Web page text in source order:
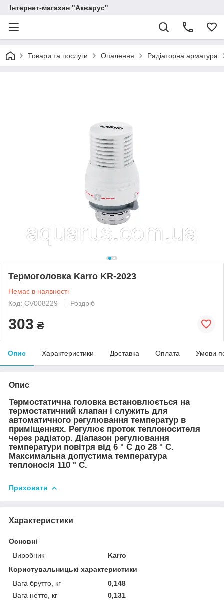
Інтернет-магазин "Акварус"
Товари та послуги Опалення Радіаторна арматура
Термоголовка Karro KR-2023
Немає в наявності
Код: CV008229
Роздріб
303 ₴
Опис Характеристики Доставка Оплата Умови
Опис
Термостатична головка встановлюється на
термостатичний клапан і служить для
автоматичного регулювання температур в
приміщеннях. Регулює проток теплоносителя
через радіатор. Діапазон регулювання
температури повітря від 6 ° С до 28 ° С.
Максимальна допустима температура
теплоносія 110 ° С.
Приховати
Характеристики
Основні
Виробник
Karro
Користувальницькі характеристики
Вага брутто, кг
0,148
Вага нетто, кг
0,131